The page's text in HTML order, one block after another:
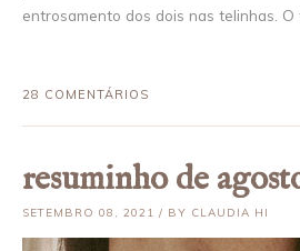
entrosamento dos dois nas telinhas. O
28 COMENTÁRIOS
resuminho de
SETEMBRO 08, 2021 / BY CLAUDIA HI